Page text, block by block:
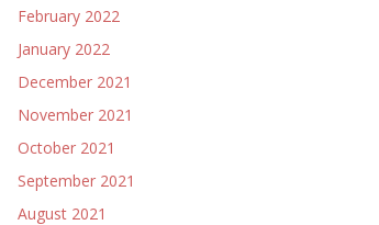
February 2022
January 2022
December 2021
November 2021
October 2021
September 2021
August 2021